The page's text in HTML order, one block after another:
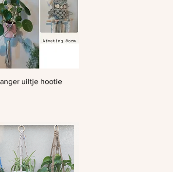
rápida
uiltje hootie